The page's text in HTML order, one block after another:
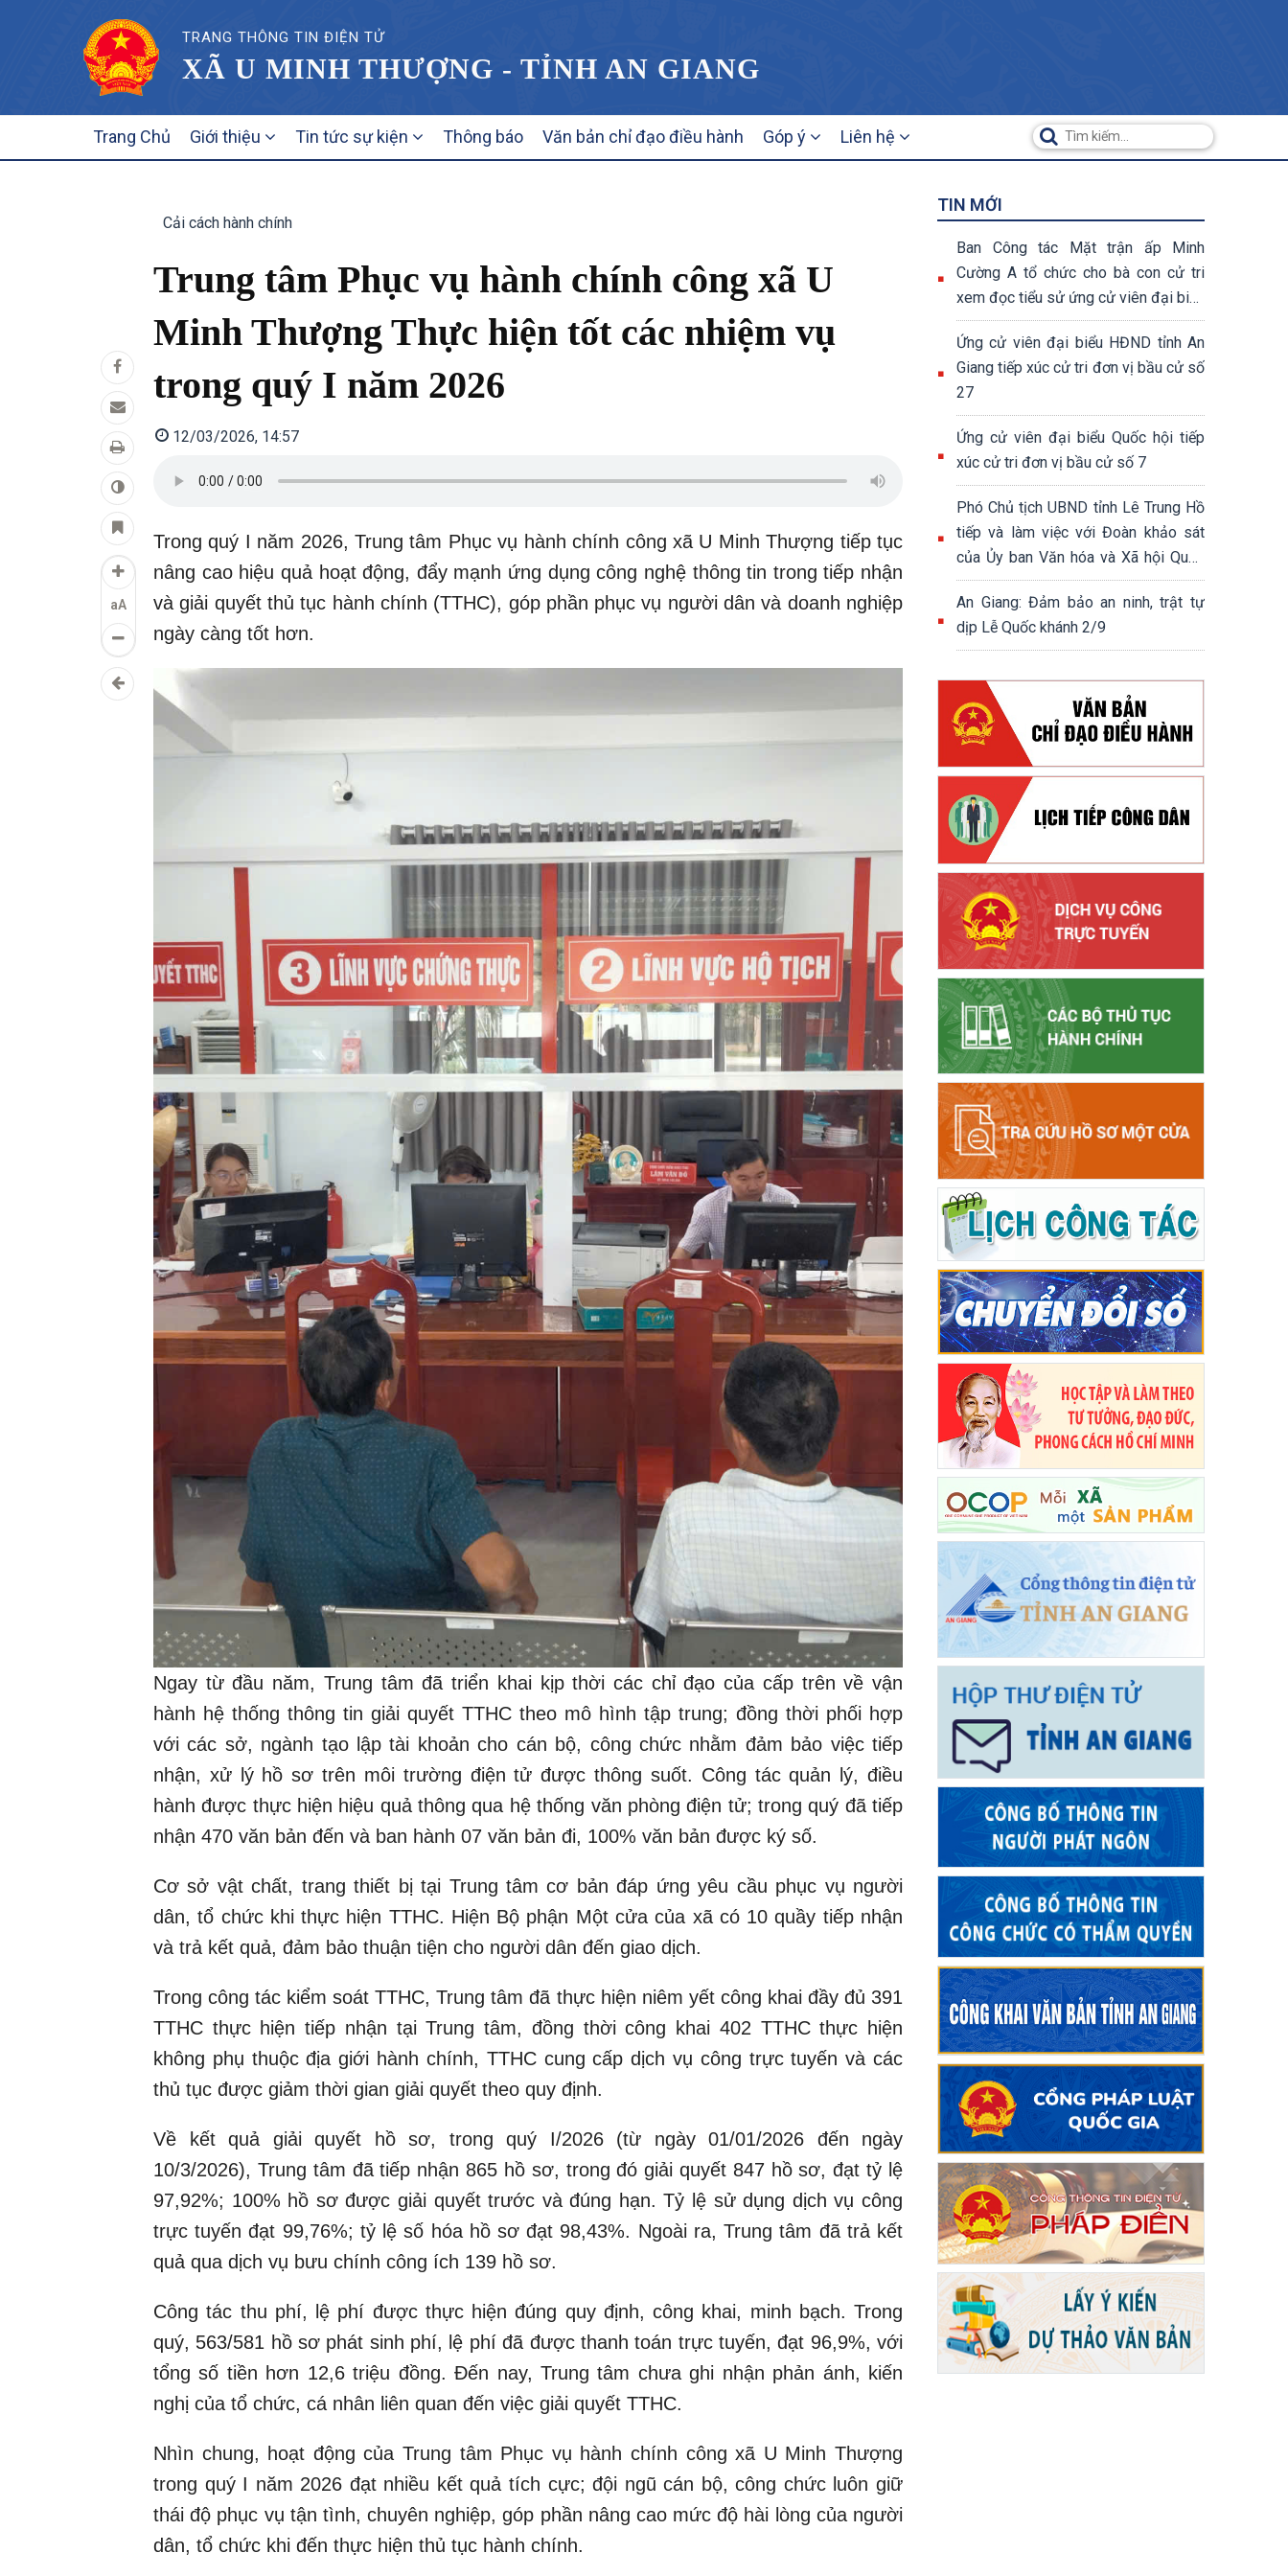
TRANG THÔNG TIN ĐIỆN TỬ
XÃ U MINH THƯỢNG - TỈNH AN GIANG
NAVIGATION
Trang Chủ Giới thiệu Tin tức sự kiện Thông báo Văn bản chỉ đạo điều hành Góp ý Liên hệ
aA
Cải cách hành chính
Trung tâm Phục vụ hành chính công xã U
Minh Thượng Thực hiện tốt các nhiệm vụ
trong quý I năm 2026
12/03/2026, 14:57
Trong quý I năm 2026, Trung tâm Phục vụ hành chính công xã U Minh Thượng tiếp tục
nâng cao hiệu quả hoạt động, đẩy mạnh ứng dụng công nghệ thông tin trong tiếp nhận
và giải quyết thủ tục hành chính (TTHC), góp phần phục vụ người dân và doanh nghiệp
ngày càng tốt hơn.
Ngay từ đầu năm, Trung tâm đã triển khai kịp thời các chỉ đạo của cấp trên về vận
hành hệ thống thông tin giải quyết TTHC theo mô hình tập trung; đồng thời phối hợp
với các sở, ngành tạo lập tài khoản cho cán bộ, công chức nhằm đảm bảo việc tiếp
nhận, xử lý hồ sơ trên môi trường điện tử được thông suốt. Công tác quản lý, điều
hành được thực hiện hiệu quả thông qua hệ thống văn phòng điện tử; trong quý đã tiếp
nhận 470 văn bản đến và ban hành 07 văn bản đi, 100% văn bản được ký số.
Cơ sở vật chất, trang thiết bị tại Trung tâm cơ bản đáp ứng yêu cầu phục vụ người
dân, tổ chức khi thực hiện TTHC. Hiện Bộ phận Một cửa của xã có 10 quầy tiếp nhận
và trả kết quả, đảm bảo thuận tiện cho người dân đến giao dịch.
Trong công tác kiểm soát TTHC, Trung tâm đã thực hiện niêm yết công khai đầy đủ 391
TTHC thực hiện tiếp nhận tại Trung tâm, đồng thời công khai 402 TTHC thực hiện
không phụ thuộc địa giới hành chính, TTHC cung cấp dịch vụ công trực tuyến và các
thủ tục được giảm thời gian giải quyết theo quy định.
Về kết quả giải quyết hồ sơ, trong quý I/2026 (từ ngày 01/01/2026 đến ngày
10/3/2026), Trung tâm đã tiếp nhận 865 hồ sơ, trong đó giải quyết 847 hồ sơ, đạt tỷ lệ
97,92%; 100% hồ sơ được giải quyết trước và đúng hạn. Tỷ lệ sử dụng dịch vụ công
trực tuyến đạt 99,76%; tỷ lệ số hóa hồ sơ đạt 98,43%. Ngoài ra, Trung tâm đã trả kết
quả qua dịch vụ bưu chính công ích 139 hồ sơ.
Công tác thu phí, lệ phí được thực hiện đúng quy định, công khai, minh bạch. Trong
quý, 563/581 hồ sơ phát sinh phí, lệ phí đã được thanh toán trực tuyến, đạt 96,9%, với
tổng số tiền hơn 12,6 triệu đồng. Đến nay, Trung tâm chưa ghi nhận phản ánh, kiến
nghị của tổ chức, cá nhân liên quan đến việc giải quyết TTHC.
Nhìn chung, hoạt động của Trung tâm Phục vụ hành chính công xã U Minh Thượng
trong quý I năm 2026 đạt nhiều kết quả tích cực; đội ngũ cán bộ, công chức luôn giữ
thái độ phục vụ tận tình, chuyên nghiệp, góp phần nâng cao mức độ hài lòng của người
dân, tổ chức khi đến thực hiện thủ tục hành chính.
TIN MỚI
Ban Công tác Mặt trận ấp Minh
Cường A tổ chức cho bà con cử tri
xem đọc tiểu sử ứng cử viên đại biểu
Quốc hội và đại biểu HĐND các cấp
Ứng cử viên đại biểu HĐND tỉnh An
Giang tiếp xúc cử tri đơn vị bầu cử số
27
Ứng cử viên đại biểu Quốc hội tiếp
xúc cử tri đơn vị bầu cử số 7
Phó Chủ tịch UBND tỉnh Lê Trung Hồ
tiếp và làm việc với Đoàn khảo sát
của Ủy ban Văn hóa và Xã hội Quốc
hội khóa XV
An Giang: Đảm bảo an ninh, trật tự
dịp Lễ Quốc khánh 2/9